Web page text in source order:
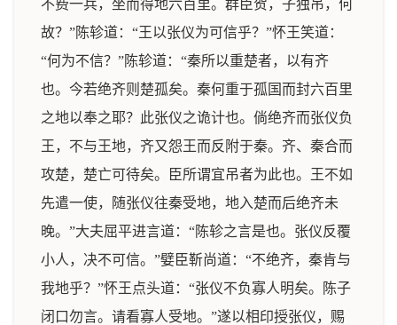
不费一兵，坐而得地六百里。群臣贺，子独吊，何
故？”陈轸道：“王以张仪为可信乎？”怀王笑道：
“何为不信？”陈轸道：“秦所以重楚者，以有齐
也。今若绝齐则楚孤矣。秦何重于孤国而封六百里
之地以奉之耶？此张仪之诡计也。倘绝齐而张仪负
王，不与王地，齐又怨王而反附于秦。齐、秦合而
攻楚，楚亡可待矣。臣所谓宜吊者为此也。王不如
先遣一使，随张仪往秦受地，地入楚而后绝齐未
晚。”大夫屈平进言道：“陈轸之言是也。张仪反覆
小人，决不可信。”嬖臣靳尚道：“不绝齐，秦肯与
我地乎？”怀王点头道：“张仪不负寡人明矣。陈子
闭口勿言。请看寡人受地。”遂以相印授张仪，赐